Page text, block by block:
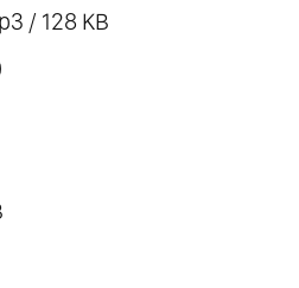
Vol.2
And Earth
- An Enchanted
Đất - Peace Of Earth
/ 128 KB